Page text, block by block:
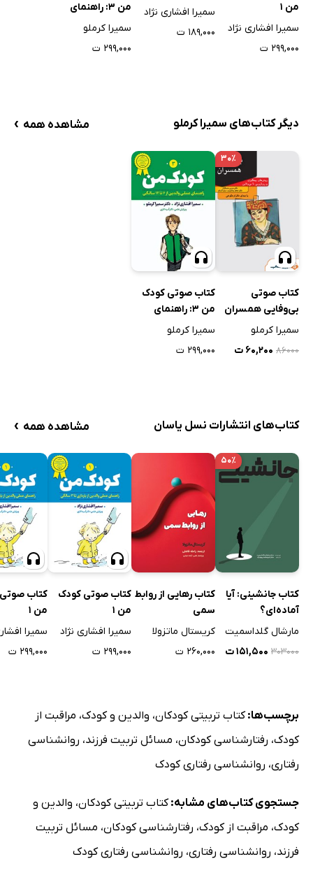
من 1
سمیرا افشاری نژاد
۲۹۹,۰۰۰ ت
سمیرا افشاری نژاد
۱۸۹,۰۰۰ ت
من 3: راهنمای
سمیرا کرملو
۲۹۹,۰۰۰ ت
دیگر کتاب‌های سمیرا کرملو مشاهده همه ›
۳۰٪
کتاب صوتی
بی‌وفایی همسران
سمیرا کرملو
۸۶۰۰۰ ۶۰,۲۰۰ ت
کتاب صوتی کودک
من 3: راهنمای
سمیرا کرملو
۲۹۹,۰۰۰ ت
کتاب‌های انتشارات نسل یاسان مشاهده همه ›
۵۰٪
کتاب جانشینی: آیا
آماده‌ای؟
مارشال گلداسمیت
۳۰۳۰۰۰ ۱۵۱,۵۰۰ ت
کتاب رهایی از روابط
سمی
کریستال ماتزولا
۲۶۰,۰۰۰ ت
کتاب صوتی کودک
من 1
سمیرا افشاری نژاد
۲۹۹,۰۰۰ ت
کتاب
من 1
سمیرا
۲۹۹,۰۰۰ ت
برچسب‌ها:کتاب تربیتی کودکان، والدین و کودک، مراقبت از
کودک، رفتارشناسی کودکان، مسائل تربیت فرزند، روانشناسی
رفتاری، روانشناسی رفتاری کودک
جستجوی کتاب‌های مشابه:کتاب تربیتی کودکان، والدین و
کودک، مراقبت از کودک، رفتارشناسی کودکان، مسائل تربیت
فرزند، روانشناسی رفتاری، روانشناسی رفتاری کودک